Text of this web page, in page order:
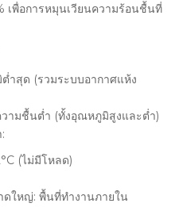
เพื่อการหมุนเวียนความร้อนชื้นที่
ำสุด (รวมระบบอากาศแห้ง
ามชื้นต่ำ (ทั้งอุณหภูมิสูงและต่ำ)
(ไม่มีโหลด)
ดใหญ่: พื้นที่ทำงานภายใน